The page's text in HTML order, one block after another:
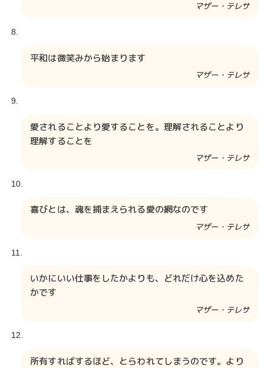
マザー・テレサ
平和は微笑みから始まります
マザー・テレサ
愛されることより愛することを。理解されることより
理解することを
マザー・テレサ
喜びとは、魂を捕まえられる愛の網なのです
マザー・テレサ
いかにいい仕事をしたかよりも、どれだけ心を込めた
かです
マザー・テレサ
所有すればするほど、とらわれてしまうのです。より